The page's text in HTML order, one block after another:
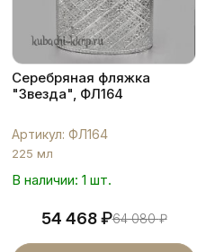
Серебряная фляжка
"Звезда", ФЛ164
Артикул: ФЛ164
225 мл
В наличии: 1 шт.
54 468₽64 080₽